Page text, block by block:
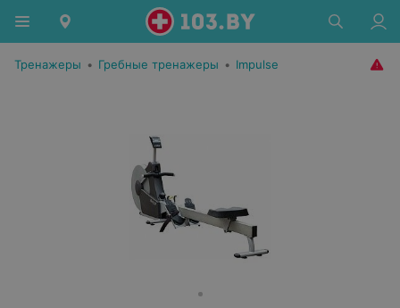
Тренажеры • Гребные тренажеры • Impulse